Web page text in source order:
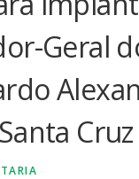
Geral